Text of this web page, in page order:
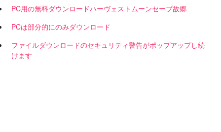
PC用の無料ダウンロードハーヴェストムーンセーブ故郷
PCは部分的にのみダウンロード
ファイルダウンロードのセキュリティ警告がポップアップし続
けます